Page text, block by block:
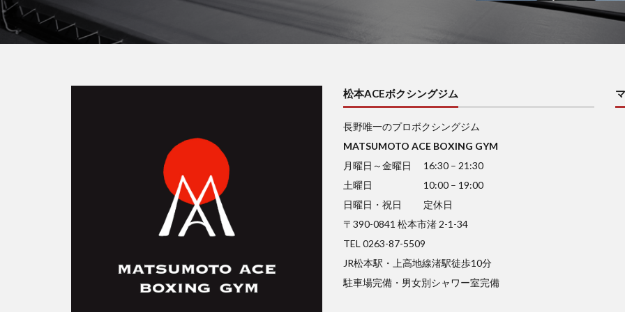
松本ACEボクシングジム
長野唯一のプロボクシングジム
MATSUMOTO ACE BOXING GYM
月曜日～金曜日 16:30 – 21:30
土曜日 10:00 – 19:00
日曜日・祝日 定休日
〒390-0841 松本市渚 2-1-34
TEL 0263-87-5509
JR松本駅・上高地線渚駅徒歩10分
駐車場完備・男女別シャワー室完備